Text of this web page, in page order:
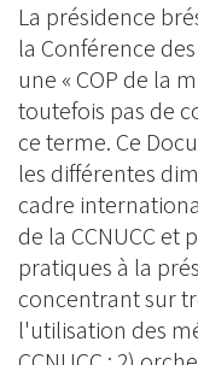
La présidence
la Conférence
une « COP de la
toutefois pas de
ce terme. Ce
les différentes
cadre
de la CCNUCC et
pratiques à la
concentrant sur
l'utilisation des